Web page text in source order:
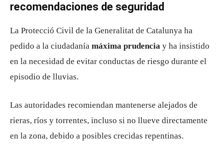
recomendaciones de seguridad
La Protecció Civil de la Generalitat de Catalunya ha
pedido a la ciudadanía máxima prudencia y ha insistido
en la necesidad de evitar conductas de riesgo durante el
episodio de lluvias.
Las autoridades recomiendan mantenerse alejados de
rieras, ríos y torrentes, incluso si no llueve directamente
en la zona, debido a posibles crecidas repentinas.